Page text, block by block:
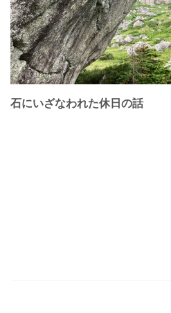
石にいざなわれた休日の話